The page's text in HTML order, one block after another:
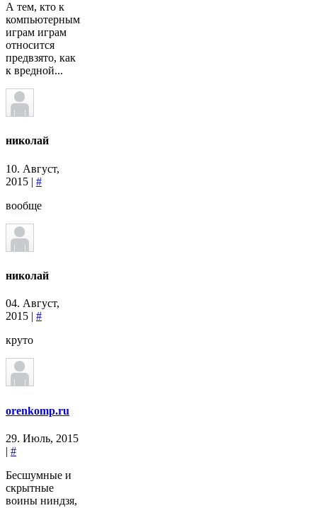
А тем, кто к
компьютерным
играм играм
относится
предвзято, как
к вредной...
николай
10. Август,
2015 | #
вообще
николай
04. Август,
2015 | #
круто
orenkomp.ru
29. Июль, 2015
| #
Бесшумные и
скрытные
воины ниндзя,